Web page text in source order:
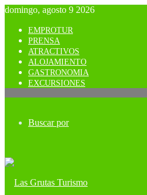
domingo, agosto 9 2026
EMPROTUR
PRENSA
ATRACTIVOS
ALOJAMIENTO
GASTRONOMIA
EXCURSIONES
Buscar por